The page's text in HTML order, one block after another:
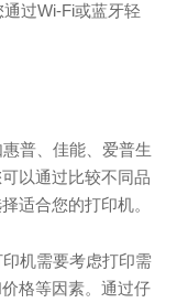
过Wi-Fi或蓝牙轻
普、佳能、爱普生
以通过比较不同品
适合您的打印机。
机需要考虑打印需
格等因素。通过仔